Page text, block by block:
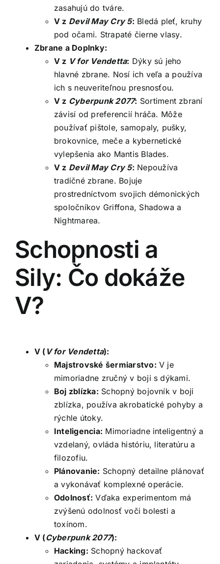
zasahujú do tváre.
V z Devil May Cry 5: Bledá pleť, kruhy
pod očami. Strapaté čierne vlasy.
Zbrane a Doplnky:
V z V for Vendetta: Dýky sú jeho
hlavné zbrane. Nosí ich veľa a používa
ich s neuveriteľnou presnosťou.
V z Cyberpunk 2077: Sortiment zbraní
závisí od preferencií hráča. Môže
používať pištole, samopaly, pušky,
brokovnice, meče a kybernetické
vylepšenia ako Mantis Blades.
V z Devil May Cry 5: Nepoužíva
tradičné zbrane. Bojuje
prostredníctvom svojich démonických
spoločníkov Griffona, Shadowa a
Nightmarea.
Schopnosti a
Sily: Čo dokáže
V?
V ( V for Vendetta):
Majstrovské šermiarstvo: V je
mimoriadne zručný v boji s dýkami.
Boj zblízka: Schopný bojovník v boji
zblízka, používa akrobatické pohyby a
rýchle útoky.
Inteligencia: Mimoriadne inteligentný a
vzdelaný, ovláda históriu, literatúru a
filozofiu.
Plánovanie: Schopný detailne plánovať
a vykonávať komplexné operácie.
Odolnosť: Vďaka experimentom má
zvýšenú odolnosť voči bolesti a
toxínom.
V (Cyberpunk 2077):
Hacking: Schopný hackovať